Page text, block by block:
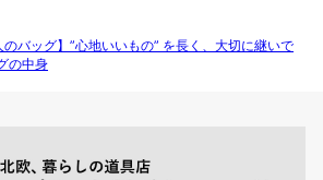
のバッグ】”心地いいもの” を長く、大切に継いで
の中身